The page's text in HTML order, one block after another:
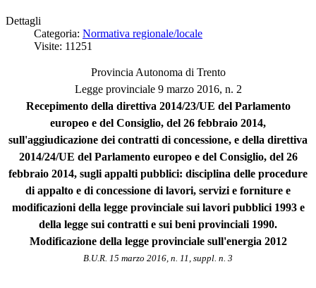
Dettagli
Categoria: Normativa regionale/locale
Visite: 11251
Provincia Autonoma di Trento
Legge provinciale 9 marzo 2016, n. 2
Recepimento della direttiva 2014/23/UE del Parlamento
europeo e del Consiglio, del 26 febbraio 2014,
sull'aggiudicazione dei contratti di concessione, e della direttiva
2014/24/UE del Parlamento europeo e del Consiglio, del 26
febbraio 2014, sugli appalti pubblici: disciplina delle procedure
di appalto e di concessione di lavori, servizi e forniture e
modificazioni della legge provinciale sui lavori pubblici 1993 e
della legge sui contratti e sui beni provinciali 1990.
Modificazione della legge provinciale sull'energia 2012
B.U.R. 15 marzo 2016, n. 11, suppl. n. 3